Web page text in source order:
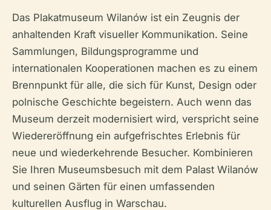
Das Plakatmuseum Wilanów ist ein Zeugnis der
anhaltenden Kraft visueller Kommunikation. Seine
Sammlungen, Bildungsprogramme und
internationalen Kooperationen machen es zu einem
Brennpunkt für alle, die sich für Kunst, Design oder
polnische Geschichte begeistern. Auch wenn das
Museum derzeit modernisiert wird, verspricht seine
Wiedereröffnung ein aufgefrischtes Erlebnis für
neue und wiederkehrende Besucher. Kombinieren
Sie Ihren Museumsbesuch mit dem Palast Wilanów
und seinen Gärten für einen umfassenden
kulturellen Ausflug in Warschau.